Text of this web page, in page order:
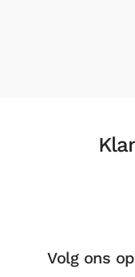
Volg ons op